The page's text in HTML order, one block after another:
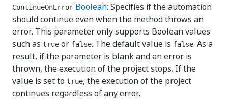
ContinueOnError Boolean: Specifies if the automation
should continue even when the method throws an
error. This parameter only supports Boolean values
such as true or false. The default value is false. As a
result, if the parameter is blank and an error is
thrown, the execution of the project stops. If the
value is set to true, the execution of the project
continues regardless of any error.